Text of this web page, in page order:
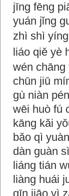
jīng fēng
yuán jǐng
zhì shì
liáo qiě yè
wén
chūn jiū
gù niàn
wēi huò fú
kāng kǎi
bǎo qì
dàn guàn
liáng tián
liàng huái
qīn jiāo yì